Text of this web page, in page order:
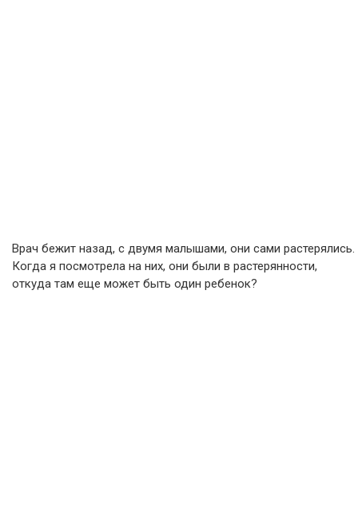
Врач бежит назад, с двумя малышами, они сами растерялись.
Когда я посмотрела на них, они были в растерянности,
откуда там еще может быть один ребенок?